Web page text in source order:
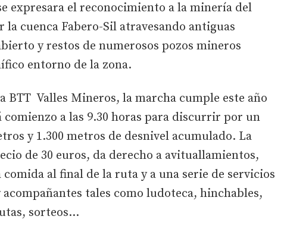
expresara el reconocimiento a la minería del
cuenca Fabero-Sil atravesando antiguas
y restos de numerosos pozos mineros
entorno de la zona.
BTT Valles Mineros, la marcha cumple este año
a las 9.30 horas para discurrir por un
y 1.300 metros de desnivel acumulado. La
de 30 euros, da derecho a avituallamientos,
al final de la ruta y a una serie de servicios
tales como ludoteca, hinchables,
sorteos...